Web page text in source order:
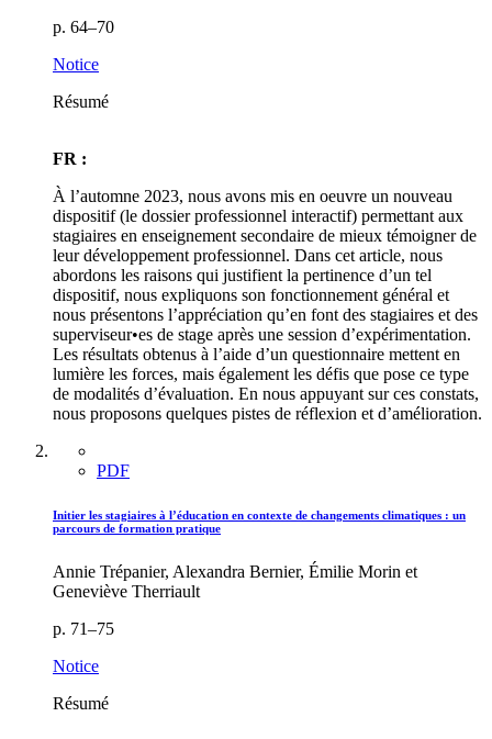
p. 64–70
Notice
Résumé
FR :
À l’automne 2023, nous avons mis en oeuvre un nouveau
dispositif (le dossier professionnel interactif) permettant aux
stagiaires en enseignement secondaire de mieux témoigner de
leur développement professionnel. Dans cet article, nous
abordons les raisons qui justifient la pertinence d’un tel
dispositif, nous expliquons son fonctionnement général et
nous présentons l’appréciation qu’en font des stagiaires et des
superviseur•es de stage après une session d’expérimentation.
Les résultats obtenus à l’aide d’un questionnaire mettent en
lumière les forces, mais également les défis que pose ce type
de modalités d’évaluation. En nous appuyant sur ces constats,
nous proposons quelques pistes de réflexion et d’amélioration.
PDF
Initier les stagiaires à l’éducation en contexte de changements climatiques : un
parcours de formation pratique
Annie Trépanier, Alexandra Bernier, Émilie Morin et
Geneviève Therriault
p. 71–75
Notice
Résumé